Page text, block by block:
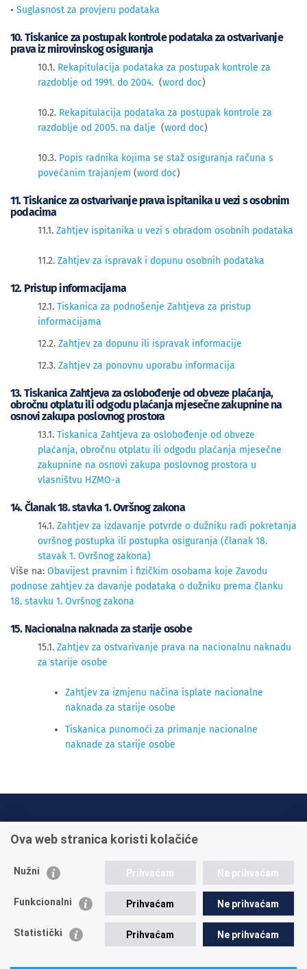
• Suglasnost za provjeru podataka
10. Tiskanice za postupak kontrole podataka za ostvarivanje
prava iz mirovinskog osiguranja
10.1. Rekapitulacija podataka za postupak kontrole za
razdoblje od 1991. do 2004. (word doc)
10.2. Rekapitulacija podataka za postupak kontrole za
razdoblje od 2005. na dalje (word doc)
10.3. Popis radnika kojima se staž osiguranja računa s
povećanim trajanjem (word doc)
11. Tiskanice za ostvarivanje prava ispitanika u vezi s osobnim
podacima
11.1. Zahtjev ispitanika u vezi s obradom osobnih podataka
11.2. Zahtjev za ispravak i dopunu osobnih podataka
12. Pristup informacijama
12.1. Tiskanica za podnošenje Zahtjeva za pristup
informacijama
12.2. Zahtjev za dopunu ili ispravak informacije
12.3. Zahtjev za ponovnu uporabu informacija
13. Tiskanica Zahtjeva za oslobođenje od obveze plaćanja,
obročnu otplatu ili odgodu plaćanja mjesečne zakupnine na
osnovi zakupa poslovnog prostora
13.1. Tiskanica Zahtjeva za oslobođenje od obveze
plaćanja, obročnu otplatu ili odgodu plaćanja mjesečne
zakupnine na osnovi zakupa poslovnog prostora u
vlasništvu HZMO-a
14. Članak 18. stavka 1. Ovršnog zakona
14.1. Zahtjev za izdavanje potvrde o dužniku radi pokretanja
ovršnog postupka ili postupka osiguranja (članak 18.
stavak 1. Ovršnog zakona)
Više na: Obavijest pravnim i fizičkim osobama koje Zavodu
podnose zahtjev za davanje podataka o dužniku prema članku
18. stavku 1. Ovršnog zakona
15. Nacionalna naknada za starije osobe
15.1. Zahtjev za ostvarivanje prava na nacionalnu naknadu
za starije osobe
Zahtjev za izmjenu načina isplate nacionalne
naknada za starije osobe
Tiskanica punomoći za primanje nacionalne
naknade za starije osobe
+385 1 45 95 011
Postavite pitanje
Ova web stranica koristi kolačiće
Nužni Prihvaćam Ne prihvaćam
Funkcionalni Prihvaćam Ne prihvaćam
Statistički Prihvaćam Ne prihvaćam